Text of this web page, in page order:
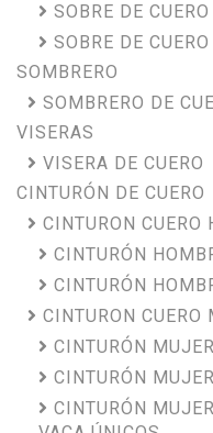
SOBRE DE
SOBRE DE
SOMBRERO
SOMBRERO DE
VISERAS
VISERA DE CUERO
CINTURÓN DE CUERO
CINTURON CUERO
CINTURÓN
CINTURÓN
CINTURON CUERO
CINTURÓN
CINTURÓN
CINTURÓN